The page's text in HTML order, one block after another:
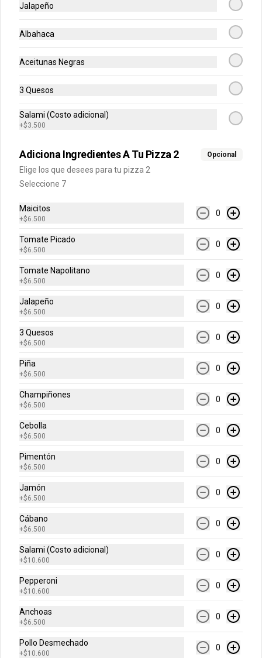
Postres
horneados de cinnamon.
Rolls de Arequipe
Exquisitos rolls glaseados recién
Galleta Chips de Chocolate
Deliciosa galleta recién horneada con
Deliciosa galleta brownie recién
horneada con chips de chocolate.
Bebidas
Agua Cristal 500 ml
Regular o Light
Jalapeño
Albahaca
Aceitunas Negras
3 Quesos
Salami (Costo adicional)
+$3.500
Adiciona Ingredientes A Tu Pizza 2 Opcional
Elige los que desees para tu pizza 2
Seleccione 7
Maicitos
+$6.500
0
Tomate Picado
+$6.500
0
Tomate Napolitano
+$6.500
0
Jalapeño
+$6.500
0
3 Quesos
+$6.500
0
Piña
+$6.500
0
Champiñones
+$6.500
0
Cebolla
+$6.500
0
Pimentón
+$6.500
0
Jamón
+$6.500
0
Cábano
+$6.500
0
Salami (Costo adicional)
+$10.600
0
Pepperoni
+$10.600
0
Anchoas
+$6.500
0
Pollo Desmechado
+$10.600
0